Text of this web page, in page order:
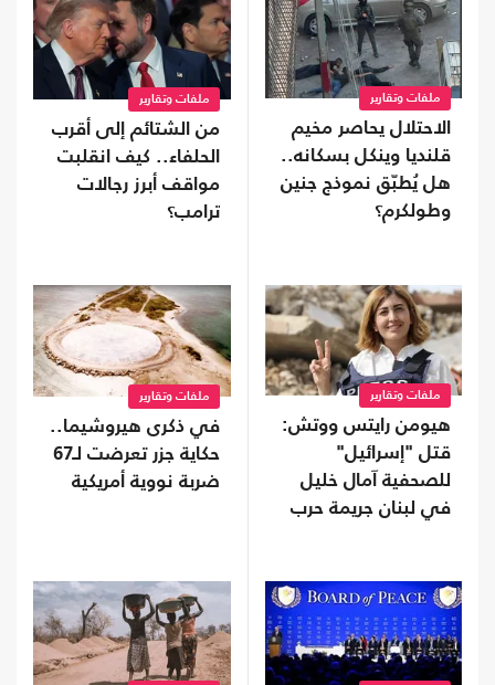
ملفات وتقارير
الاحتلال يحاصر مخيم
قلنديا وينكل بسكانه..
هل يُطبّق نموذج جنين
وطولكرم؟
ملفات وتقارير
من الشتائم إلى أقرب
الحلفاء.. كيف انقلبت
مواقف أبرز رجالات
ترامب؟
ملفات وتقارير
هيومن رايتس ووتش:
قتل "إسرائيل"
للصحفية آمال خليل
في لبنان جريمة حرب
ملفات وتقارير
في ذكرى هيروشيما..
حكاية جزر تعرضت لـ67
ضربة نووية أمريكية